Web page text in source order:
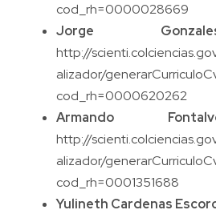
cod_rh=0000028669
Jorge
http://
alizador/
cod_rh=0000620262
Armando
http://
alizador/
cod_rh=0001351688
Yulineth Cardenas